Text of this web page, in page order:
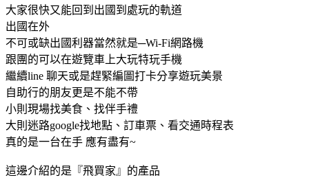
大家很快又能回到出國到處玩的軌道
出國在外
不可或缺出國利器當然就是─Wi-Fi網路機
跟團的可以在遊覽車上大玩特玩手機
繼續line 聊天或是趕緊編圖打卡分享遊玩美景
自助行的朋友更是不能不帶
小則現場找美食、找伴手禮
大則迷路google找地點、訂車票、看交通時程表
真的是一台在手 應有盡有~
這邊介紹的是『飛買家』的產品